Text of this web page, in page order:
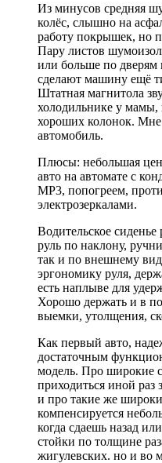
Из минусов средняя
колёс, слышно на
работу покрышек, но
Пару листов
или больше по
сделают машину ещё
Штатная магнитола
холодильнике у мамы,
хороших колонок. Мне
автомобиль.
Плюсы: небольшая
авто на автомате с
MP3, попогреем,
электрозеркалами.
Водительское сиденье
руль по наклону,
так и по внешнему
эргономику руля,
есть наплыве для
Хорошо держать и в
выемки, утолщения,
Как первый авто,
достаточным
модель. Про широкие
приходиться иной раз
и про такие же
компенсируется
когда сдаешь назад
стойки по толщине
жигулевских. но и во